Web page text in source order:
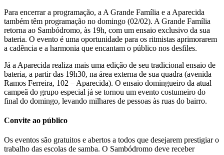
Para encerrar a programação, a A Grande Família e a Aparecida
também têm programação no domingo (02/02). A Grande Família
retorna ao Sambódromo, às 19h, com um ensaio exclusivo da sua
bateria. O evento é uma oportunidade para os ritmistas aprimorarem
a cadência e a harmonia que encantam o público nos desfiles.
Já a Aparecida realiza mais uma edição de seu tradicional ensaio de
bateria, a partir das 19h30, na área externa de sua quadra (avenida
Ramos Ferreira, 102 – Aparecida). O ensaio domingueiro da atual
campeã do grupo especial já se tornou um evento costumeiro do
final do domingo, levando milhares de pessoas às ruas do bairro.
Convite ao público
Os eventos são gratuitos e abertos a todos que desejarem prestigiar o
trabalho das escolas de samba. O Sambódromo deve receber